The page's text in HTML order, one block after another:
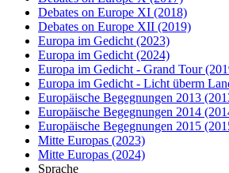
Debates on Europe XI (2018)
Debates on Europe XII (2019)
Europa im Gedicht (2023)
Europa im Gedicht (2024)
Europa im Gedicht - Grand Tour
Europa im Gedicht - Licht überm
Europäische Begegnungen 2013
Europäische Begegnungen 2014
Europäische Begegnungen 2015
Mitte Europas (2023)
Mitte Europas (2024)
Sprache